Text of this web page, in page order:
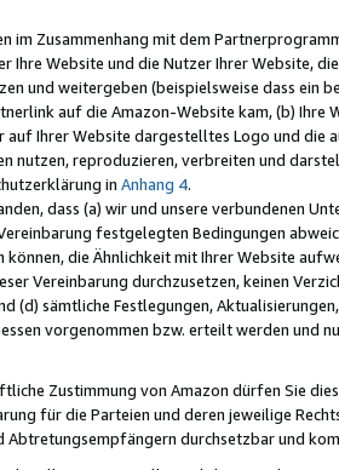
im Zusammenhang mit dem
Ihre Website und die Nutzer Ihrer Website,
und weitergeben (beispielsweise dass
auf die Amazon-Website kam, (b)
auf Ihrer Website dargestelltes Logo und
nutzen, reproduzieren, verbreiten und
in Anhang 4.
dass (a) wir und unsere verbundenen
festgelegten Bedingungen
die Ähnlichkeit mit Ihrer Website
Vereinbarung durchzusetzen, keinen
(d) sämtliche Festlegungen,
vorgenommen bzw. erteilt werden
Zustimmung von Amazon dürfen Sie
für die Parteien und deren jeweilige
Abtretungsempfängern durchsetzbar und